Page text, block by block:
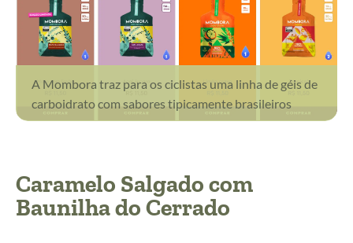
A Mombora traz para os ciclistas uma linha de géis de
carboidrato com sabores tipicamente brasileiros
Caramelo Salgado com
Baunilha do Cerrado